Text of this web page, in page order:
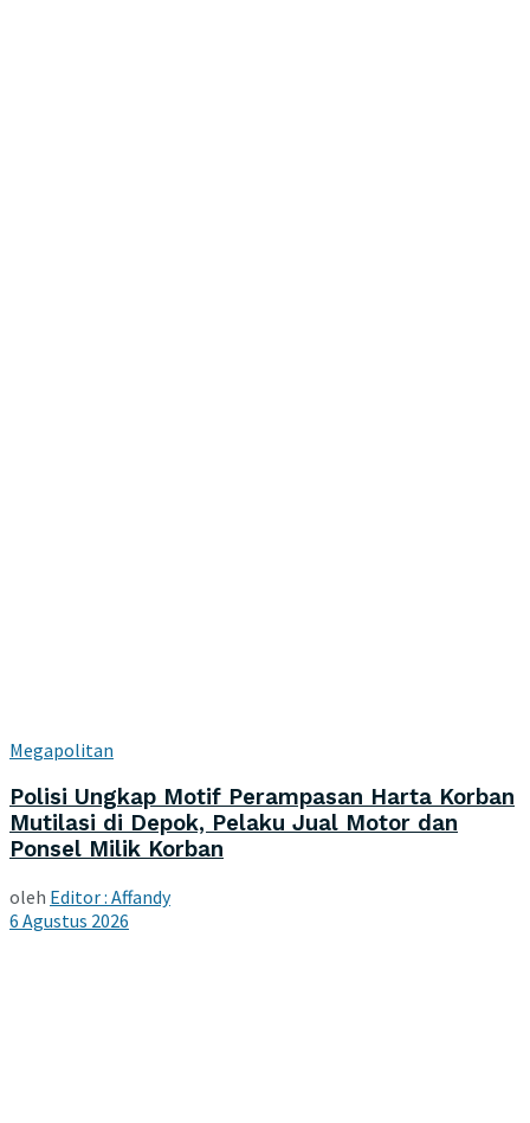
Megapolitan
Polisi Ungkap Motif Perampasan Harta Korban
Mutilasi di Depok, Pelaku Jual Motor dan
Ponsel Milik Korban
oleh Editor : Affandy
6 Agustus 2026